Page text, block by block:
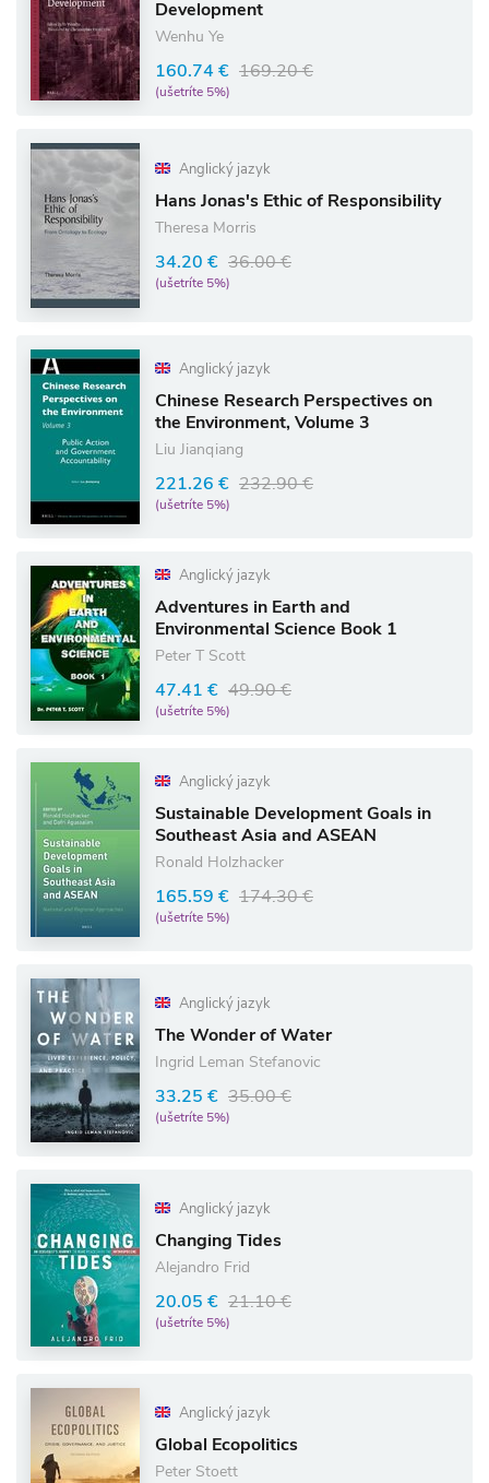
Development
Wenhu Ye
160.74 € 169.20 €
(ušetríte 5%)
Anglický jazyk
Hans Jonas's Ethic of Responsibility
Theresa Morris
34.20 € 36.00 €
(ušetríte 5%)
Anglický jazyk
Chinese Research Perspectives on
the Environment, Volume 3
Liu Jianqiang
221.26 € 232.90 €
(ušetríte 5%)
Anglický jazyk
Adventures in Earth and
Environmental Science Book 1
Peter T Scott
47.41 € 49.90 €
(ušetríte 5%)
Anglický jazyk
Sustainable Development Goals in
Southeast Asia and ASEAN
Ronald Holzhacker
165.59 € 174.30 €
(ušetríte 5%)
Anglický jazyk
The Wonder of Water
Ingrid Leman Stefanovic
33.25 € 35.00 €
(ušetríte 5%)
Anglický jazyk
Changing Tides
Alejandro Frid
20.05 € 21.10 €
(ušetríte 5%)
Anglický jazyk
Global Ecopolitics
Peter Stoett